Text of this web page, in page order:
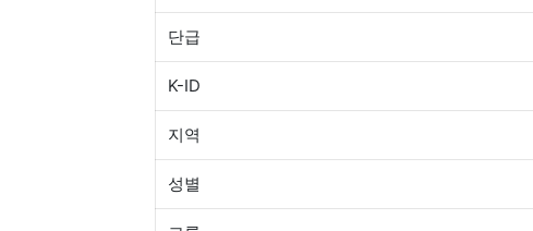
단급
K-ID
지역
성별